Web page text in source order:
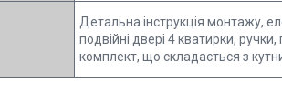
Детальна інструкція монтажу,
подвійні двері 4 кватирки, ручки,
комплект, що складається з